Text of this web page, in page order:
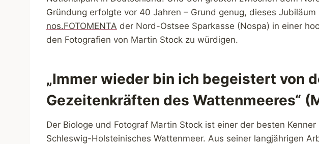
Gründung erfolgte vor 40 Jahren – Grund genug, dieses Jubiläum
nos.FOTOMENTA der Nord-Ostsee Sparkasse (Nospa) in einer
den Fotografien von Martin Stock zu würdigen.
„Immer wieder bin ich begeistert von
Gezeitenkräften des Wattenmeeres“
Der Biologe und Fotograf Martin Stock ist einer der besten
Schleswig-Holsteinisches Wattenmeer. Aus seiner langjährigen